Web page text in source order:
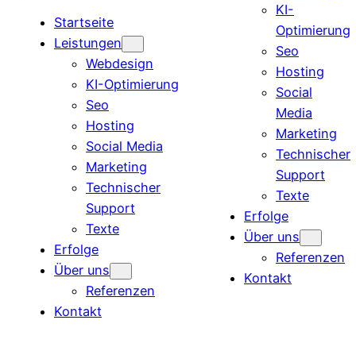
Startseite
Leistungen
Webdesign
KI-Optimierung
Seo
Hosting
Social Media
Marketing
Technischer
Support
Texte
Erfolge
Über uns
Referenzen
Kontakt
KI-
Optimierung
Seo
Hosting
Social
Media
Marketing
Technischer
Support
Texte
Erfolge
Über uns
Referenzen
Kontakt